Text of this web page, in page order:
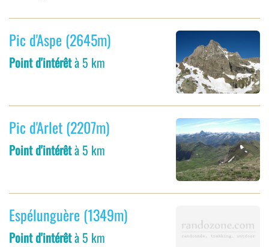
Pic d'Aspe (2645m)
Point d'intérêtà 5 km
Pic d'Arlet (2207m)
Point d'intérêtà 5 km
Espélunguère (1349m)
Point d'intérêtà 5 km